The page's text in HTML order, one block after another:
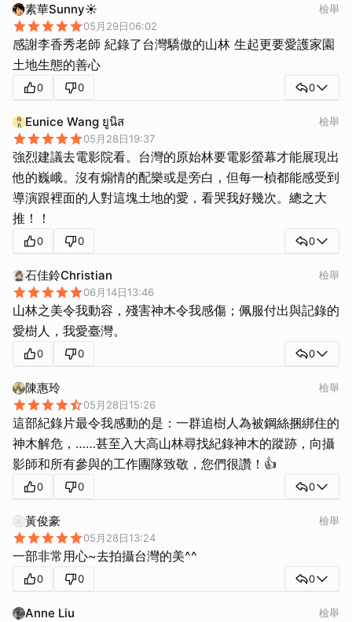
素華Sunny☀️
05月29日06:02
檢舉
感謝李香秀老師 紀錄了台灣驕傲的山林 生起更要愛護家園
土地生態的善心
0 0 0
Eunice Wang ยูนิส
05月28日19:37
檢舉
強烈建議去電影院看。台灣的原始林要電影螢幕才能展現出
他的巍峨。沒有煽情的配樂或是旁白，但每一楨都能感受到
導演跟裡面的人對這塊土地的愛，看哭我好幾次。總之大
推！！
0 0 0
石佳鈴Christian
06月14日13:46
檢舉
山林之美令我動容，殘害神木令我感傷；佩服付出與記錄的
愛樹人，我愛臺灣。
0 0 0
陳惠玲
05月28日15:26
檢舉
這部紀錄片最令我感動的是：一群追樹人為被鋼絲捆綁住的
神木解危，……甚至入大高山林尋找紀錄神木的蹤跡，向攝
影師和所有參與的工作團隊致敬，您們很讚！👍
0 0 0
黃俊豪
05月28日13:24
檢舉
一部非常用心~去拍攝台灣的美^^
0 0 0
Anne Liu 檢舉